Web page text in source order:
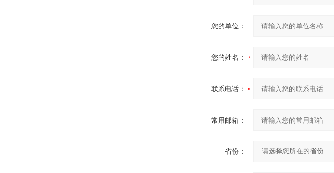
您的单位：
您的姓名：
联系电话：
常用邮箱：
省份：